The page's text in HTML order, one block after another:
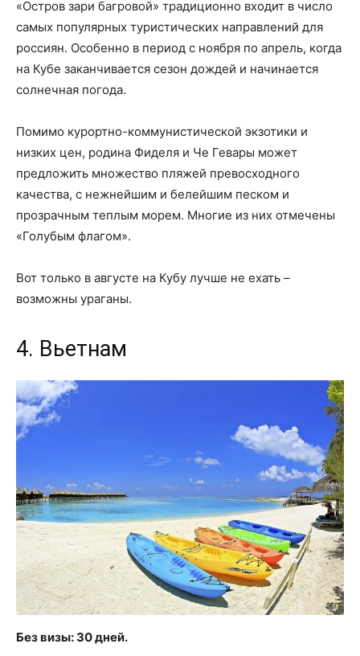
«Остров зари багровой» традиционно входит в число
самых популярных туристических направлений для
россиян. Особенно в период с ноября по апрель, когда
на Кубе заканчивается сезон дождей и начинается
солнечная погода.
Помимо курортно-коммунистической экзотики и
низких цен, родина Фиделя и Че Гевары может
предложить множество пляжей превосходного
качества, с нежнейшим и белейшим песком и
прозрачным теплым морем. Многие из них отмечены
«Голубым флагом».
Вот только в августе на Кубу лучше не ехать –
возможны ураганы.
4. Вьетнам
Без визы: 30 дней.